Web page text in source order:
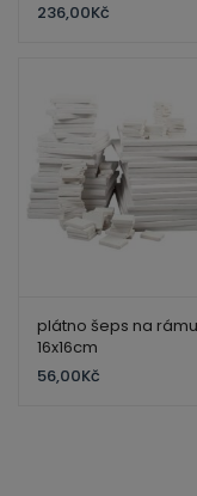
236,00Kč
plátno šeps na
16x16cm
56,00Kč